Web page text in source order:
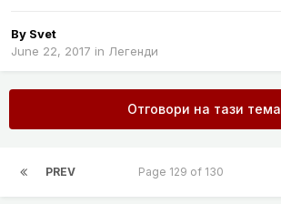
By Svet
June 22, 2017 in Легенди
Отговори на тази тема
PREV Page 129 of 130